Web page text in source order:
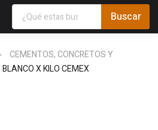
CEMENTOS, CONCRETOS Y
X KILO CEMEX